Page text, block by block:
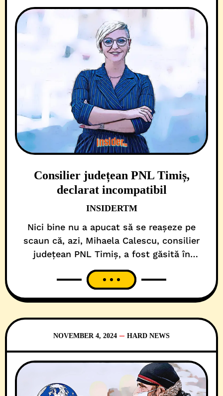
Consilier județean PNL Timiș,
declarat incompatibil
INSIDERTM
Nici bine nu a apucat să se reașeze pe
scaun că, azi, Mihaela Calescu, consilier
județean PNL Timiș, a fost găsită în
incompatibilitate de către Agenția
Națională de Integritate. Anunțul oficial a
depună jurământul pentru cel de-al doilea
mandat de consilier județean.
NOVEMBER 4, 2024 HARD NEWS